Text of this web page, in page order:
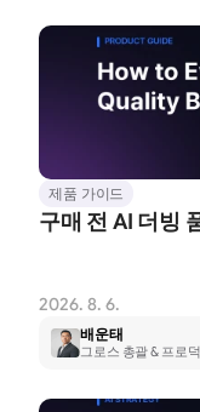
제품 가이드
구매 전 AI 더빙
2026. 8. 6.
배운태
그로스 총괄 & 프로